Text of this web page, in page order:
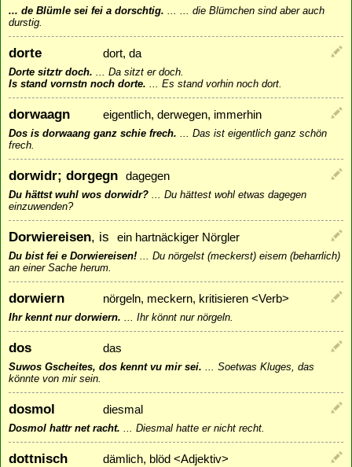
... de Blümle sei fei a dorschtig.
... die Blümchen sind aber auch
durstig.
dorte dort, da
Dorte sitztr doch.
Da sitzt er doch.
Is stand vornstn noch dorte.
Es stand vorhin noch dort.
dorwaagn eigentlich, derwegen, immerhin
Dos is dorwaang ganz schie frech.
Das ist eigentlich ganz schön
frech.
dorwidr; dorgegn dagegen
Du hättst wuhl wos dorwidr?
Du hättest wohl etwas dagegen
einzuwenden?
Dorwiereisen, is ein hartnäckiger Nörgler
Du bist fei e Dorwiereisen!
Du nörgelst (meckerst) eisern (beharrlich)
an einer Sache herum.
dorwiern nörgeln, meckern, kritisieren <Verb>
Ihr kennt nur dorwiern. Ihr könnt nur nörgeln.
dos das
Suwos Gscheites, dos kennt vu mir sei.
Soetwas Kluges, das
könnte von mir sein.
dosmol diesmal
Dosmol hattr net racht. Diesmal hatte er nicht recht.
dottnisch dämlich, blöd <Adjektiv>